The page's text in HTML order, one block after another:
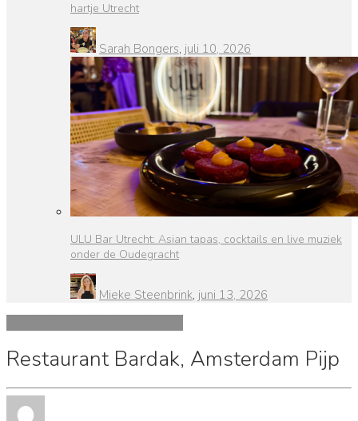
hartje Utrecht
Sarah Bongers, juli 10, 2026
ULU Bar Utrecht: Asian tapas, cocktails en live muziek
onder de Oudegracht
Mieke Steenbrink, juni 13, 2026
Restaurant Bardak, Amsterdam Pijp